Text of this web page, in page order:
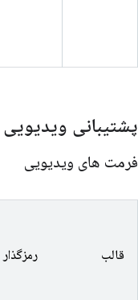
پشتیبانی ویدیویی
فرمت های ویدیویی
قالب رمزگذار